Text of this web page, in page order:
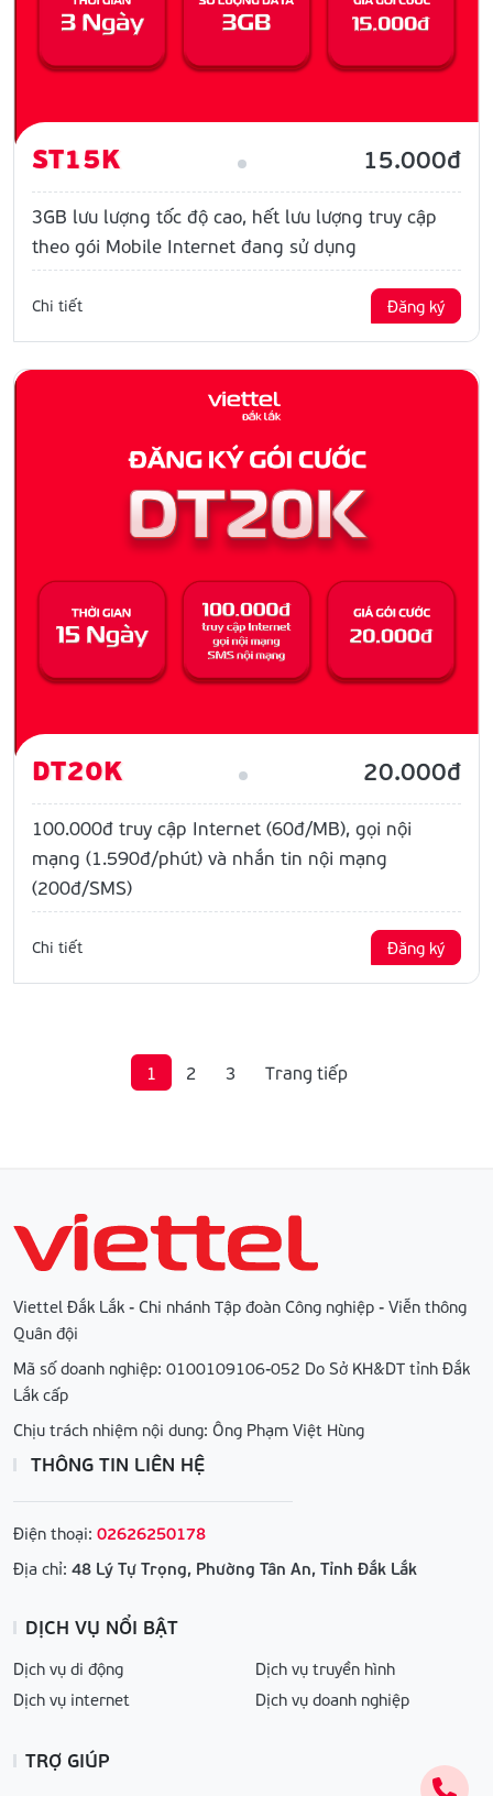
ST15K 15.000đ
3GB lưu lượng tốc độ cao, hết lưu lượng truy cập
theo gói Mobile Internet đang sử dụng
Chi tiết Đăng ký
DT20K 20.000đ
100.000đ truy cập Internet (60đ/MB), gọi nội
mạng (1.590đ/phút) và nhắn tin nội mạng
(200đ/SMS)
Chi tiết Đăng ký
1 2 3 Trang tiếp
Viettel Đắk Lắk - Chi nhánh Tập đoàn Công nghiệp - Viễn thông
Quân đội
Mã số doanh nghiệp: 0100109106-052 Do Sở KH&DT tỉnh Đắk
Lắk cấp
Chịu trách nhiệm nội dung: Ông Phạm Việt Hùng
THÔNG TIN LIÊN HỆ
Điện thoại: 02626250178
Địa chỉ: 48 Lý Tự Trọng, Phường Tân An, Tỉnh Đắk Lắk
DỊCH VỤ NỔI BẬT
Dịch vụ di động
Dịch vụ internet
Dịch vụ truyền hình
Dịch vụ doanh nghiệp
TRỢ GIÚP